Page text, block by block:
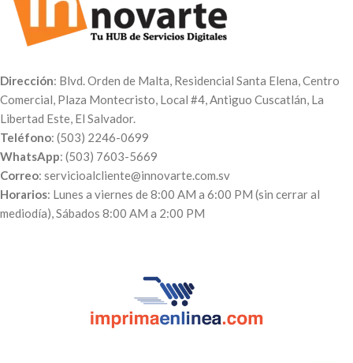
Dirección: Blvd. Orden de Malta, Residencial Santa Elena, Centro
Comercial, Plaza Montecristo, Local #4, Antiguo Cuscatlán, La
Libertad Este, El Salvador.
Teléfono: (503) 2246-0699
WhatsApp: (503) 7603-5669
Correo: servicioalcliente@innovarte.com.sv
Horarios: Lunes a viernes de 8:00 AM a 6:00 PM (sin cerrar al
mediodía), Sábados 8:00 AM a 2:00 PM